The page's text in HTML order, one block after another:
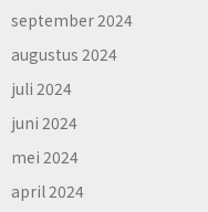
september 2024
augustus 2024
juli 2024
juni 2024
mei 2024
april 2024